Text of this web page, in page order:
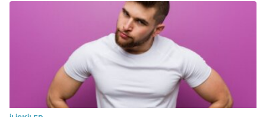
Española de Enfermería en Cardiología (AEEC). (n.d.).
Retrieved February 18, 2020, from
https://www.enfermeriaencardiologia.com/como-actuar-
ante-una-parada-cardiaca/